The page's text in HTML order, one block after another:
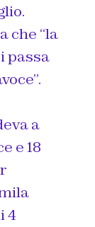
che “la
passa
a
e 18
4